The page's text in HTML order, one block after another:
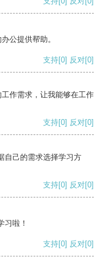
公提供帮助。
支持[0] 反对[0]
作需求，让我能够在工作
支持[0] 反对[0]
自己的需求选择学习方
支持[0] 反对[0]
习啦！
支持[0] 反对[0]